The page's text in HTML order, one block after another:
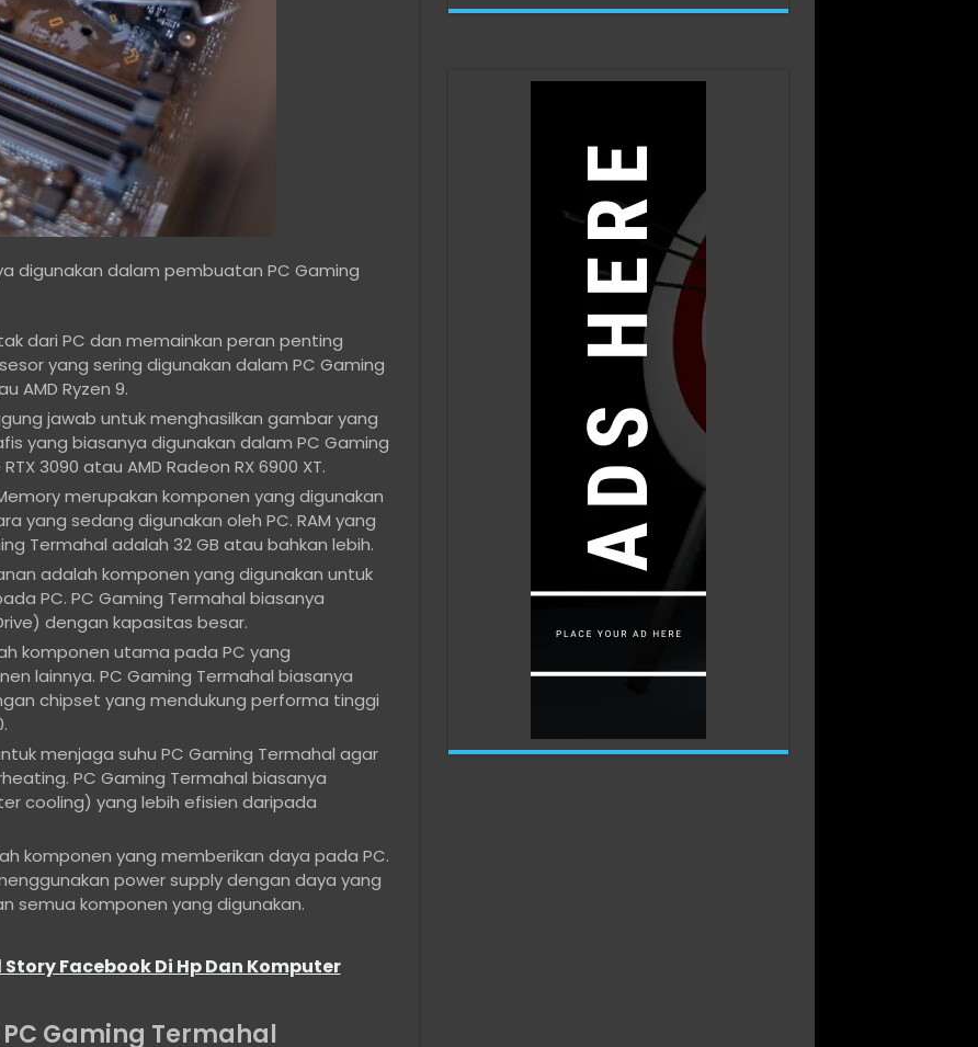
digunakan dalam pembuatan PC Gaming
dari PC dan memainkan peran penting
yang sering digunakan dalam PC Gaming
AMD Ryzen 9.
jawab untuk menghasilkan gambar yang
yang biasanya digunakan dalam PC Gaming
3090 atau AMD Radeon RX 6900 XT.
merupakan komponen yang digunakan
yang sedang digunakan oleh PC. RAM yang
Termahal adalah 32 GB atau bahkan lebih.
adalah komponen yang digunakan untuk
PC. PC Gaming Termahal biasanya
dengan kapasitas besar.
komponen utama pada PC yang
lainnya. PC Gaming Termahal biasanya
chipset yang mendukung performa tinggi
menjaga suhu PC Gaming Termahal agar
PC Gaming Termahal biasanya
cooling) yang lebih efisien daripada
komponen yang memberikan daya pada PC.
power supply dengan daya yang
semua komponen yang digunakan.
Facebook Di Hp Dan Komputer
Gaming Termahal